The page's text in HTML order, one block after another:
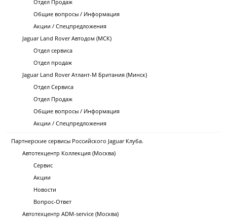
Отдел Продаж
Общие вопросы / Информация
Акции / Спецпредложения
Jaguar Land Rover Автодом (МСК)
Отдел сервиса
Отдел продаж
Jaguar Land Rover Атлант-М Британия (Минск)
Отдел Сервиса
Отдел Продаж
Общие вопросы / Информация
Акции / Спецпредложения
Партнерские сервисы Российского Jaguar Клуба.
Автотехцентр Коллекция (Москва)
Сервис
Акции
Новости
Вопрос-Ответ
Автотехцентр ADM-service (Москва)